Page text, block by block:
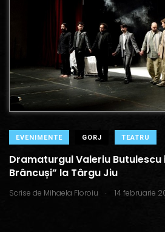
EVENIMENTE GORJ TEATRU
Dramaturgul Valeriu Butulescu
Brâncuși” la Târgu Jiu
Scrise de Mihaela Floroiu . 14 februarie